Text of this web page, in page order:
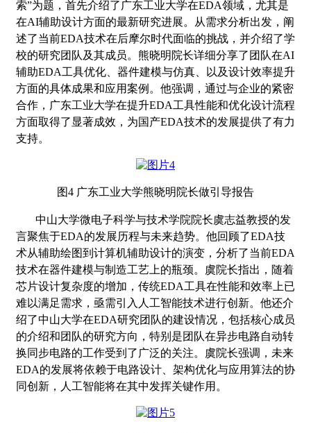
索”为题，首先介绍了广东工业大学在EDA领域，尤其是
在AI辅助设计方面的最新研究进展。从需求分析出发，阐
述了当前EDA技术在后摩尔时代面临的挑战，并介绍了学
校的研究团队及其成员。熊晓明院长详细分享了团队在AI
辅助EDA工具优化、器件建模与仿真、以及设计效率提升
方面的具体成果和应用案例。他强调，通过与企业的紧密
合作，广东工业大学在提升EDA工具性能和优化设计流程
方面取得了显著成效，为国产EDA技术的发展提供了有力
支持。
图4 广东工业大学熊晓明院长做引导报告
中山大学微电子科学与技术学院院长虞志益教授的发
言聚焦于EDA的发展历程与未来趋势。他回顾了EDA技
术从辅助绘图到计算机辅助设计的演变，分析了当前EDA
技术在器件建模与制造工艺上的瓶颈。虞院长指出，随着
芯片设计复杂度的增加，传统EDA工具在性能和效率上已
难以满足需求，亟需引入人工智能技术进行创新。他还介
绍了中山大学在EDA研究团队的建设情况，包括核心成员
的介绍和团队的研究方向，特别是团队在异步电路自动转
换同步电路的工作受到了广泛的关注。虞院长强调，未来
EDA的发展将依赖于电路设计、架构优化与应用算法的协
同创新，人工智能将在其中发挥关键作用。